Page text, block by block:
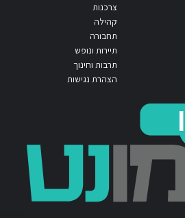
צרכנות
קהילה
תחבורה
תיירות ונופש
תרבות וחינוך
הצהרת נגישות